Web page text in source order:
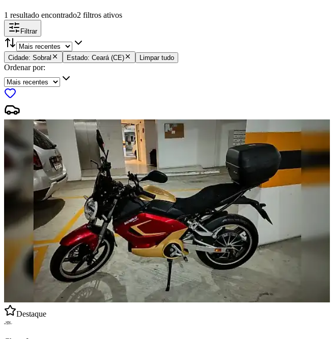
1 resultado encontrado2 filtros ativos
Filtrar
Cidade: Sobral Estado: Ceará (CE) Limpar tudo
Ordenar por:
Destaque